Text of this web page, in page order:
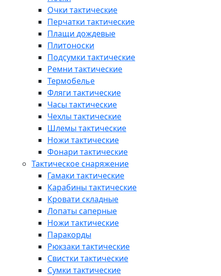
Очки тактические
Перчатки тактические
Плащи дождевые
Плитоноски
Подсумки тактические
Ремни тактические
Термобелье
Фляги тактические
Часы тактические
Чехлы тактические
Шлемы тактические
Ножи тактические
Фонари тактические
Тактическое снаряжение
Гамаки тактические
Карабины тактические
Кровати складные
Лопаты саперные
Ножи тактические
Паракорды
Рюкзаки тактические
Свистки тактические
Сумки тактические